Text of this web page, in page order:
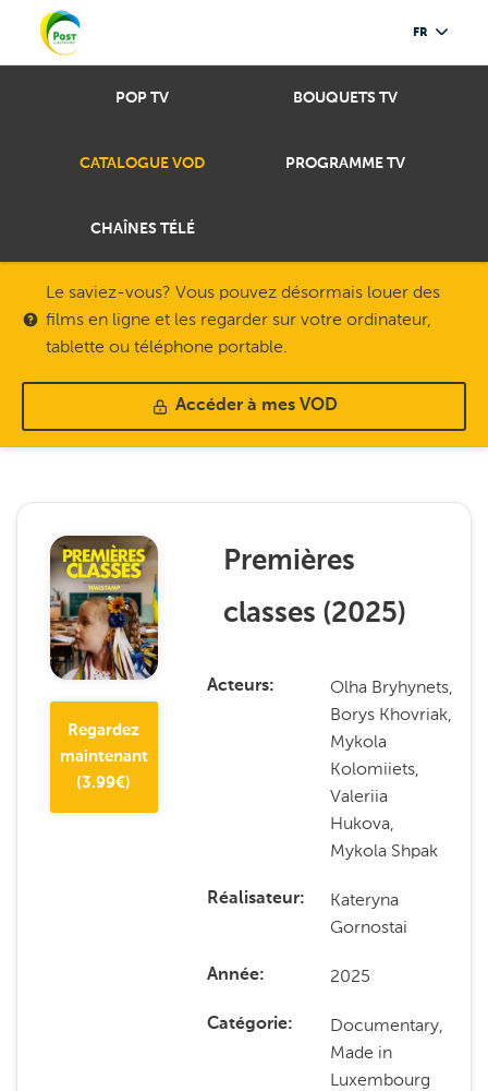
FR
POP TV BOUQUETS TV
CATALOGUE VOD PROGRAMME TV
CHAÎNES TÉLÉ
Le saviez-vous? Vous pouvez désormais louer des
films en ligne et les regarder sur votre ordinateur,
tablette ou téléphone portable.
Accéder à mes VOD
Regardez
maintenant
(3.99€)
Premières
classes (2025)
Acteurs
Olha Bryhynets,
Borys Khovriak,
Mykola
Kolomiiets,
Valeriia
Hukova,
Mykola Shpak
Réalisateur
Kateryna
Gornostai
Année 2025
Catégorie
Documentary,
Made in
Luxembourg